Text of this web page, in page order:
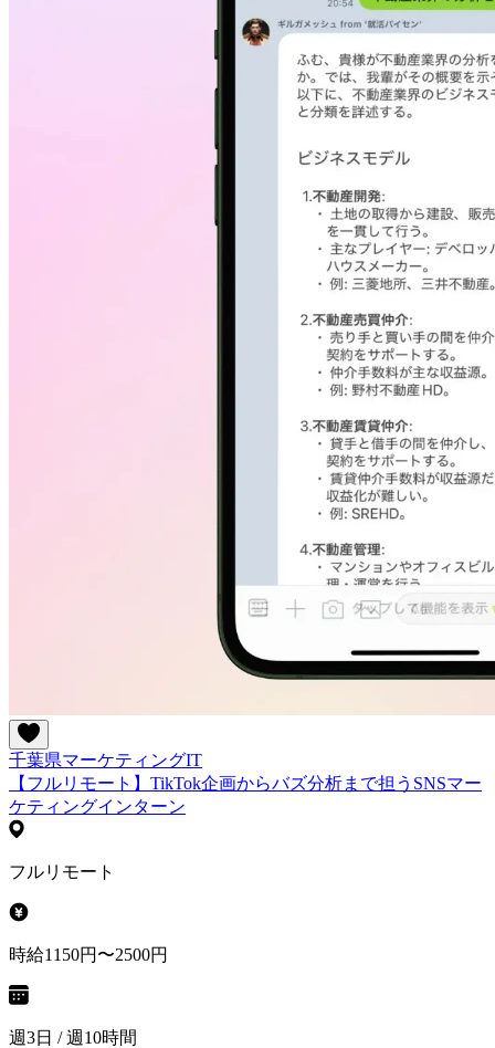
千葉県マーケティングIT
【フルリモート】TikTok企画からバズ分析まで担うSNSマー
ケティングインターン
フルリモート
時給1150円〜2500円
週3日 / 週10時間